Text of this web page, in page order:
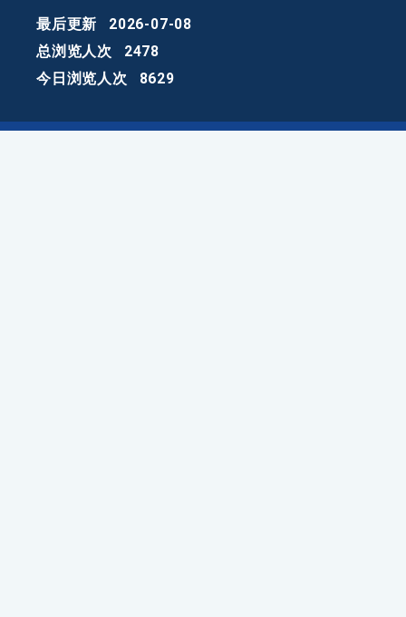
最后更新
2026-07-08
总浏览人次
2478
今日浏览人次
8629